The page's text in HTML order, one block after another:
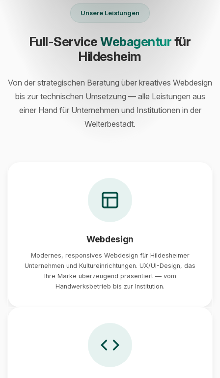
Unsere Leistungen
Full-ServiceWebagenturfür
Hildesheim
Von der strategischen Beratung über kreatives Webdesign
bis zur technischen Umsetzung — alle Leistungen aus
einer Hand für Unternehmen und Institutionen in der
Welterbestadt.
Webdesign
Modernes, responsives Webdesign für Hildesheimer
Unternehmen und Kultureinrichtungen. UX/UI-Design, das
Ihre Marke überzeugend präsentiert — vom
Handwerksbetrieb bis zur Institution.